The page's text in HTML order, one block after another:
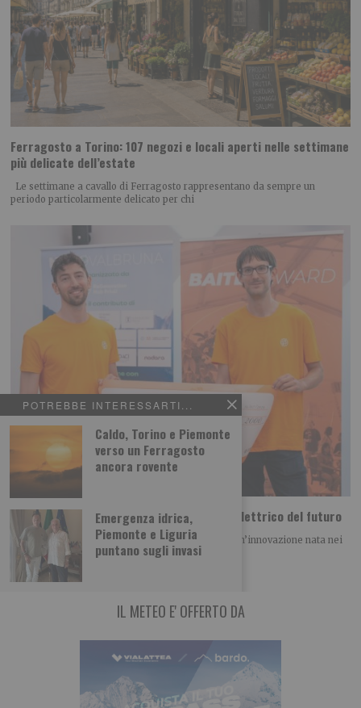
POTREBBE INTERESSARTI...
Caldo, Torino e Piemonte
verso un Ferragosto
ancora rovente
Emergenza idrica,
Piemonte e Liguria
puntano sugli invasi
Ferragosto a Torino: 107 negozi e locali aperti nelle settimane
più delicate dell’estate
Le settimane a cavallo di Ferragosto rappresentano da sempre un
periodo particolarmente delicato per chi
Dal Politecnico di Torino arriva il motore elettrico del futuro
Il progetto IONX conquista il BAITE Award 2026 Un’innovazione nata nei
laboratori del Politecnico di Torino
IL METEO E' OFFERTO DA